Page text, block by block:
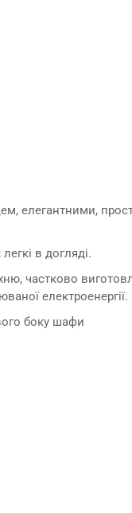
елегантними,
в догляді.
частково
електроенергії.
боку шафи